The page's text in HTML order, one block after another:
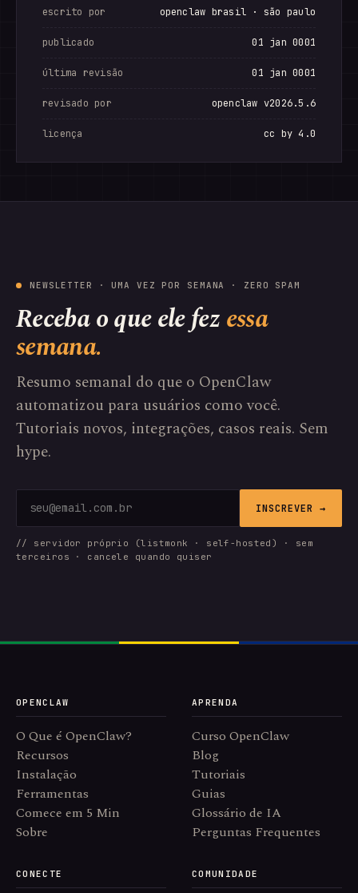
escrito por openclaw brasil · são paulo
publicado 01 jan 0001
última revisão 01 jan 0001
revisado por openclaw v2026.5.6
licença cc by 4.0
NEWSLETTER · UMA VEZ POR SEMANA · ZERO SPAM
Receba o que ele fezessa
semana.
Resumo semanal do que o OpenClaw
automatizou para usuários como você.
Tutoriais novos, integrações, casos reais. Sem
hype.
INSCREVER →
// servidor próprio (listmonk · self-hosted) · sem
terceiros · cancele quando quiser
OPENCLAW
O Que é OpenClaw?
Recursos
Instalação
Ferramentas
Comece em 5 Min
Sobre
APRENDA
Curso OpenClaw
Blog
Tutoriais
Guias
Glossário de IA
Perguntas Frequentes
CONECTE COMUNIDADE